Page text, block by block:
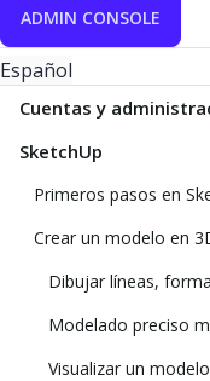
ADMIN CONSOLE
Español
Cuentas y
SketchUp
Primeros pasos en
Crear un modelo en
Dibujar líneas,
Modelado preciso
Visualizar un modelo